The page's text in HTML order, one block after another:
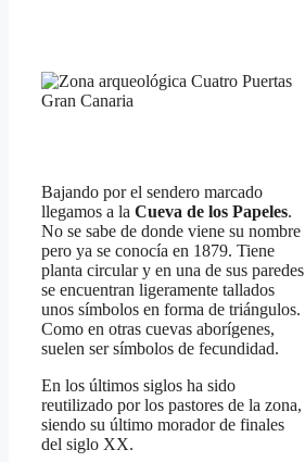
Bajando por el sendero marcado
llegamos a la Cueva de los Papeles.
No se sabe de donde viene su nombre
pero ya se conocía en 1879. Tiene
planta circular y en una de sus paredes
se encuentran ligeramente tallados
unos símbolos en forma de triángulos.
Como en otras cuevas aborígenes,
suelen ser símbolos de fecundidad.
En los últimos siglos ha sido
reutilizado por los pastores de la zona,
siendo su último morador de finales
del siglo XX.